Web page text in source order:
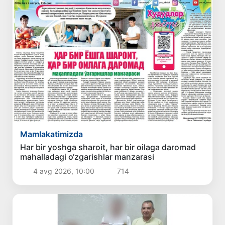
Mamlakatimizda
Har bir yoshga sharoit, har bir oilaga daromad
mahalladagi o‘zgarishlar manzarasi
4 avg 2026, 10:00 714